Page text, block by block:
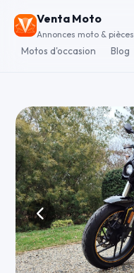
Venta Moto
Annonces moto & pièces
Motos d'occasion Blog